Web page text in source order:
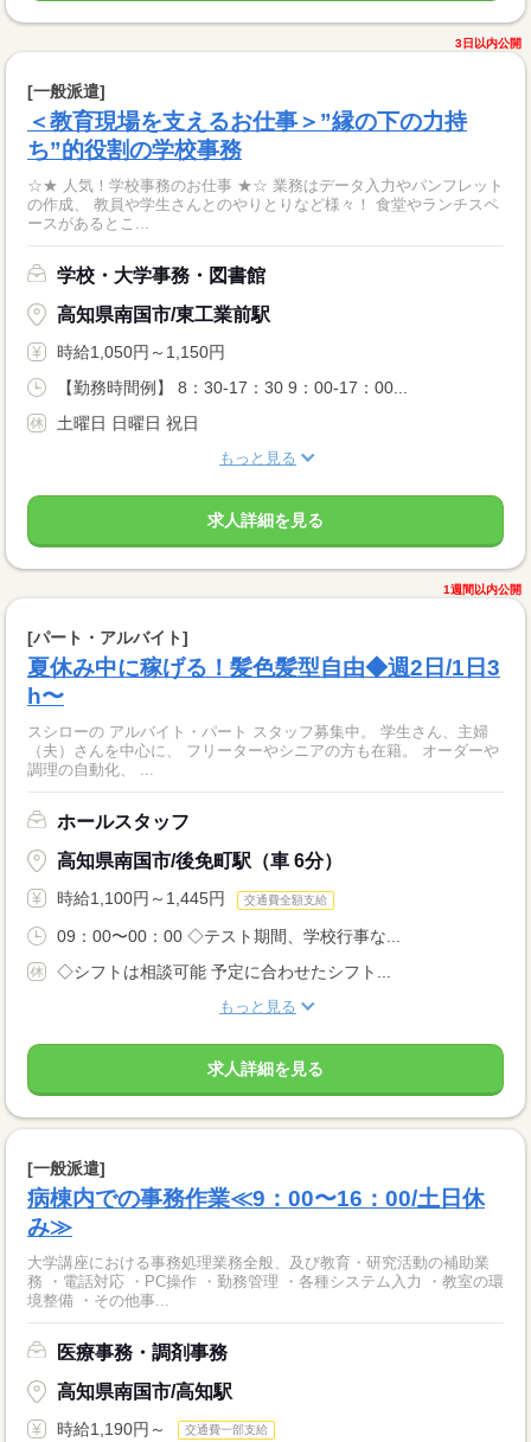
3日以内公開
[一般派遣]
＜教育現場を支えるお仕事＞”縁の下の力持
ち”的役割の学校事務
☆★ 人気！学校事務のお仕事 ★☆ 業務はデータ入力やパンフレット
の作成、 教員や学生さんとのやりとりなど様々！ 食堂やランチスペ
ースがあるとこ...
学校・大学事務・図書館
高知県南国市/東工業前駅
時給1,050円～1,150円
【勤務時間例】 8：30-17：30 9：00-17：00...
土曜日 日曜日 祝日
もっと見る
求人詳細を見る
1週間以内公開
[パート・アルバイト]
夏休み中に稼げる！髪色髪型自由◆週2日/1日3
h〜
スシローの アルバイト・パート スタッフ募集中。 学生さん、主婦
（夫）さんを中心に、 フリーターやシニアの方も在籍。 オーダーや
調理の自動化、 ...
ホールスタッフ
高知県南国市/後免町駅（車 6分）
時給1,100円～1,445円 交通費全額支給
09：00〜00：00 ◇テスト期間、学校行事な...
◇シフトは相談可能 予定に合わせたシフト...
もっと見る
求人詳細を見る
[一般派遣]
病棟内での事務作業≪9：00〜16：00/土日休
み≫
大学講座における事務処理業務全般、及び教育・研究活動の補助業
務 ・電話対応 ・PC操作 ・勤務管理 ・各種システム入力 ・教室の環
境整備 ・その他事...
医療事務・調剤事務
高知県南国市/高知駅
時給1,190円～ 交通費一部支給